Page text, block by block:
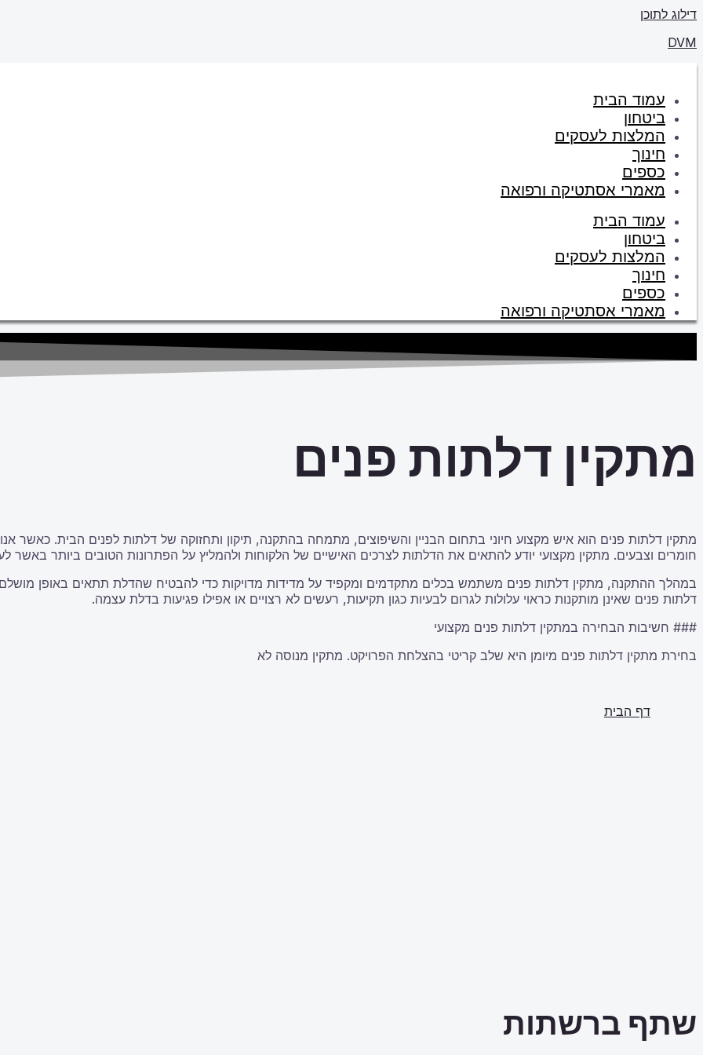
דילוג לתוכן
DVM
עמוד הבית
ביטחון
המלצות לעסקים
חינוך
כספים
מאמרי אסתטיקה ורפואה
עמוד הבית
ביטחון
המלצות לעסקים
חינוך
כספים
מאמרי אסתטיקה ורפואה
מתקין דלתות פנים
מתקין דלתות פנים הוא איש מקצוע חיוני בתחום הבניין והשיפוצים, מתמחה בהתקנה, תיקון ותחזוקה של דלתות לפנים הבית. כאשר
חומרים וצבעים. מתקין מקצועי יודע להתאים את הדלתות לצרכים האישיים של הלקוחות ולהמליץ על הפתרונות הטובים ביותר באשר
במהלך ההתקנה, מתקין דלתות פנים משתמש בכלים מתקדמים ומקפיד על מדידות מדויקות כדי להבטיח שהדלת תתאים באופן
דלתות פנים שאינן מותקנות כראוי עלולות לגרום לבעיות כגון תקיעות, רעשים לא רצויים או אפילו פגיעות בדלת עצמה.
### חשיבות הבחירה במתקין דלתות פנים מקצועי
בחירת מתקין דלתות פנים מיומן היא שלב קריטי בהצלחת הפרויקט. מתקין מנוסה לא
דף הבית
שתף ברשתות